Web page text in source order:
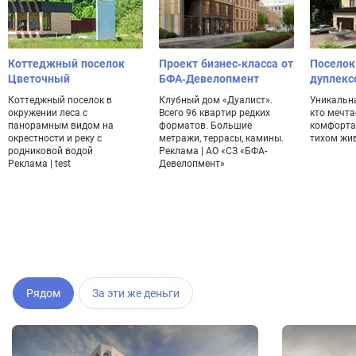
Коттеджный поселок
Цветочный
Коттеджный поселок в
окружении леса с
панорамным видом на
окрестности и реку с
родниковой водой
Реклама | test
Проект бизнес-класса от
БФА-Девелопмент
Клубный дом «Дуалист».
Всего 96 квартир редких
форматов. Большие
метражи, террасы, камины.
Реклама | АО «СЗ «БФА-
Девелопмент»
кто
тихом
Рядом За эти же деньги